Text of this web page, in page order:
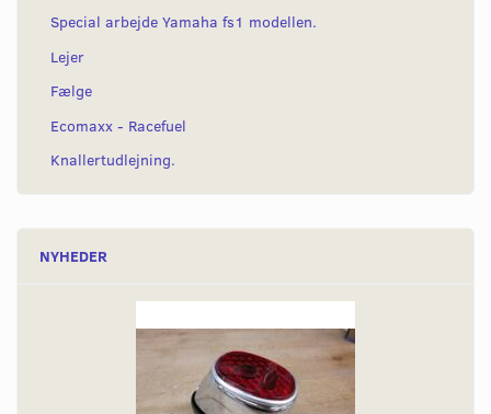
Special arbejde Yamaha fs1 modellen.
Lejer
Fælge
Ecomaxx - Racefuel
Knallertudlejning.
NYHEDER